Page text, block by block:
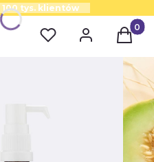
100 tys. klientów